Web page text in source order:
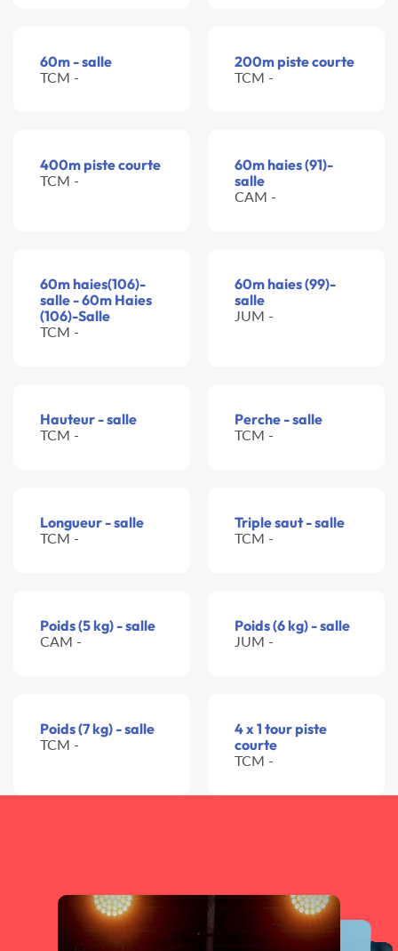
60m - salle
TCM -
200m piste courte
TCM -
400m piste courte
TCM -
60m haies (91)-
salle
CAM -
60m haies(106)-
salle - 60m Haies
(106)-Salle
TCM -
60m haies (99)-
salle
JUM -
Hauteur - salle
TCM -
Perche - salle
TCM -
Longueur - salle
TCM -
Triple saut - salle
TCM -
Poids (5 kg) - salle
CAM -
Poids (6 kg) - salle
JUM -
Poids (7 kg) - salle
TCM -
4 x 1 tour piste
courte
TCM -